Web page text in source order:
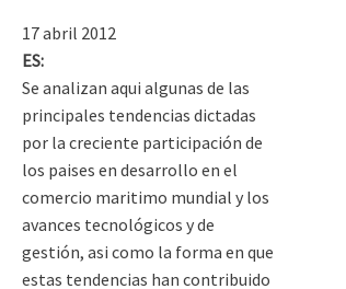
17 abril 2012
ES:
Se analizan aqui algunas de las
principales tendencias dictadas
por la creciente participación de
los paises en desarrollo en el
comercio maritimo mundial y los
avances tecnológicos y de
gestión, asi como la forma en que
estas tendencias han contribuido